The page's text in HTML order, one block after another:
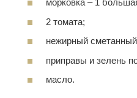
морковка – 1
2 томата;
нежирный сметанный
приправы и зелень
масло.